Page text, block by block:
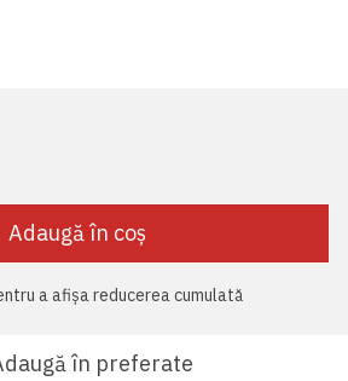
Adaugă în coș
a afișa reducerea cumulată
în preferate